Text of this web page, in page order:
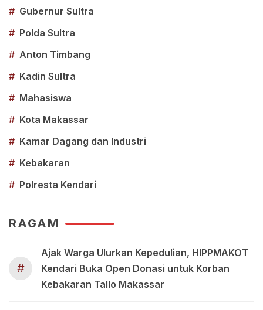
# Gubernur Sultra
# Polda Sultra
# Anton Timbang
# Kadin Sultra
# Mahasiswa
# Kota Makassar
# Kamar Dagang dan Industri
# Kebakaran
# Polresta Kendari
RAGAM
#
Ajak Warga Ulurkan Kepedulian, HIPPMAKOT
Kendari Buka Open Donasi untuk Korban
Kebakaran Tallo Makassar